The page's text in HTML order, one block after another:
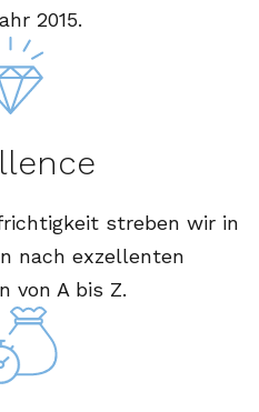
2015.
streben wir in
nach exzellenten
von A bis Z.